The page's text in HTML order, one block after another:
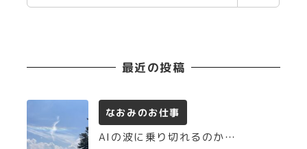
索
最近の投稿
なおみのお仕事
AIの波に乗り切れるのか…